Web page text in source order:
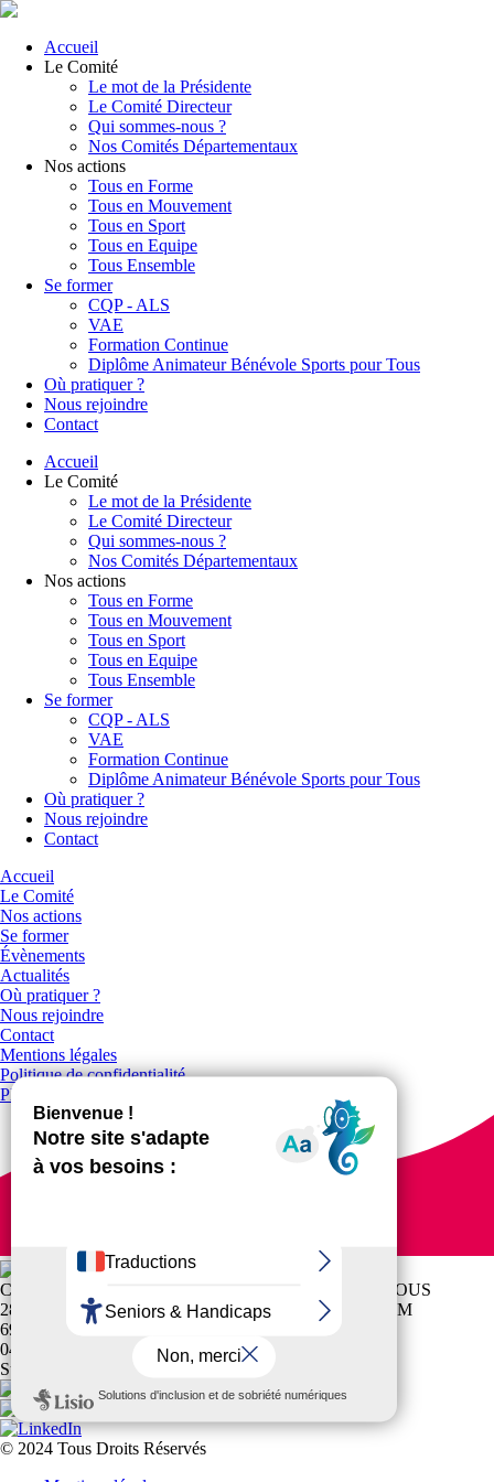
Accueil
Le Comité
Le mot de la Présidente
Le Comité Directeur
Qui sommes-nous ?
Nos Comités Départementaux
Nos actions
Tous en Forme
Tous en Mouvement
Tous en Sport
Tous en Equipe
Tous Ensemble
Se former
CQP - ALS
VAE
Formation Continue
Diplôme Animateur Bénévole Sports pour Tous
Où pratiquer ?
Nous rejoindre
Contact
Accueil
Le Comité
Le mot de la Présidente
Le Comité Directeur
Qui sommes-nous ?
Nos Comités Départementaux
Nos actions
Tous en Forme
Tous en Mouvement
Tous en Sport
Tous en Equipe
Tous Ensemble
Se former
CQP - ALS
VAE
Formation Continue
Diplôme Animateur Bénévole Sports pour Tous
Où pratiquer ?
Nous rejoindre
Contact
Accueil
Le Comité
Nos actions
Se former
Évènements
Actualités
Où pratiquer ?
Nous rejoindre
Contact
Mentions légales
Politique de confidentialité
Plan du site
CR AUVERGNE-RHONE-ALPES SPORTS POUR TOUS
28 RUE DE LA BAISSE IMMEUBLE LE MILLENIUM
69100 VILLEURBANNE
04 74 19 16 14
Suivez-nous !
© 2024 Tous Droits Réservés